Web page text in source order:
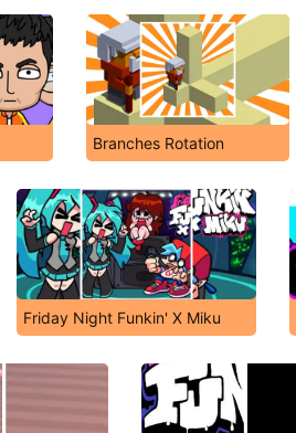
Branches Rotation
Friday Night Funkin' X Miku